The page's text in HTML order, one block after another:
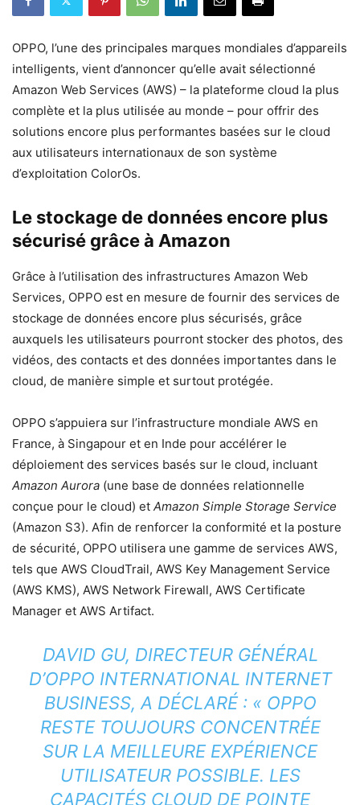
OPPO, l’une des principales marques mondiales d’appareils
intelligents, vient d’annoncer qu’elle avait sélectionné
Amazon Web Services (AWS) – la plateforme cloud la plus
complète et la plus utilisée au monde – pour offrir des
solutions encore plus performantes basées sur le cloud
aux utilisateurs internationaux de son système
d’exploitation ColorOs.
Le stockage de données encore plus
sécurisé grâce à Amazon
Grâce à l’utilisation des infrastructures Amazon Web
Services, OPPO est en mesure de fournir des services de
stockage de données encore plus sécurisés, grâce
auxquels les utilisateurs pourront stocker des photos, des
vidéos, des contacts et des données importantes dans le
cloud, de manière simple et surtout protégée.
OPPO s’appuiera sur l’infrastructure mondiale AWS en
France, à Singapour et en Inde pour accélérer le
déploiement des services basés sur le cloud, incluant
Amazon Aurora (une base de données relationnelle
conçue pour le cloud) et Amazon Simple Storage Service
(Amazon S3). Afin de renforcer la conformité et la posture
de sécurité, OPPO utilisera une gamme de services AWS,
tels que AWS CloudTrail, AWS Key Management Service
(AWS KMS), AWS Network Firewall, AWS Certificate
Manager et AWS Artifact.
DAVID GU, DIRECTEUR GÉNÉRAL
D’OPPO INTERNATIONAL INTERNET
BUSINESS, A DÉCLARÉ : « OPPO
RESTE TOUJOURS CONCENTRÉE
SUR LA MEILLEURE EXPÉRIENCE
UTILISATEUR POSSIBLE. LES
CAPACITÉS CLOUD DE POINTE